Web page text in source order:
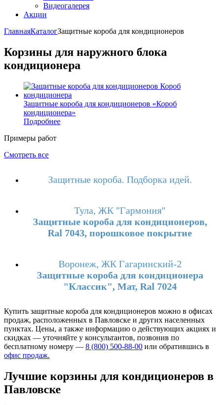
Видеогалерея
Акции
ГлавнаяКаталогЗащитные короба для кондиционеров
Корзины для наружного блока
кондиционера
Защитные короба для кондиционеров «Короб
кондиционера»
Подробнее
Примеры работ
Смотреть все
Защитные короба. Подборка идей.
Тула, ЖК "Гармония"
Защитные короба для кондиционеров,
Ral 7043, порошковое покрытие
Воронеж, ЖК Гагаринский-2
Защитные короба для кондиционера
"Классик", Мат, Ral 7024
Купить защитные короба для кондиционеров можно в офисах
продаж, расположенных в Павловске и других населенных
пунктах. Цены, а также информацию о действующих акциях и
скидках — уточняйте у консультантов, позвонив по
бесплатному номеру — 8 (800) 500-88-00 или обратившись в
офис продаж.
Лучшие корзины для кондиционеров в
Павловске